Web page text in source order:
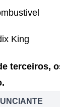
King
terceiros,